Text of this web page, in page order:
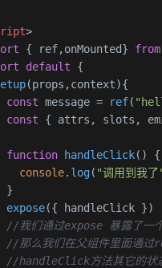
>
{ ref,onMounted} from
default {
(props,context){
const message = ref(
const { attrs, slots,
function handleClick( ) {
console. log( "调用到我了
}
expose({ handleClick })
//我们通过expose 暴露了一
//那么我们在父组件里面通过
//handleClick方法其它的状